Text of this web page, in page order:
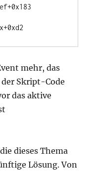
mehr, das
Skript-Code
das aktive
dieses Thema
Lösung. Von